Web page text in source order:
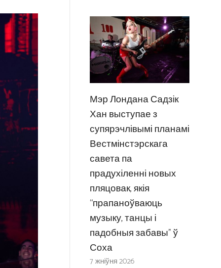
Мэр Лондана Садзік
Хан выступае з
супярэчлівымі планамі
Вестмінстэрскага
савета па
прадухіленні новых
пляцовак, якія
“прапаноўваюць
музыку, танцы і
падобныя забавы” ў
Соха
7 жніўня 2026